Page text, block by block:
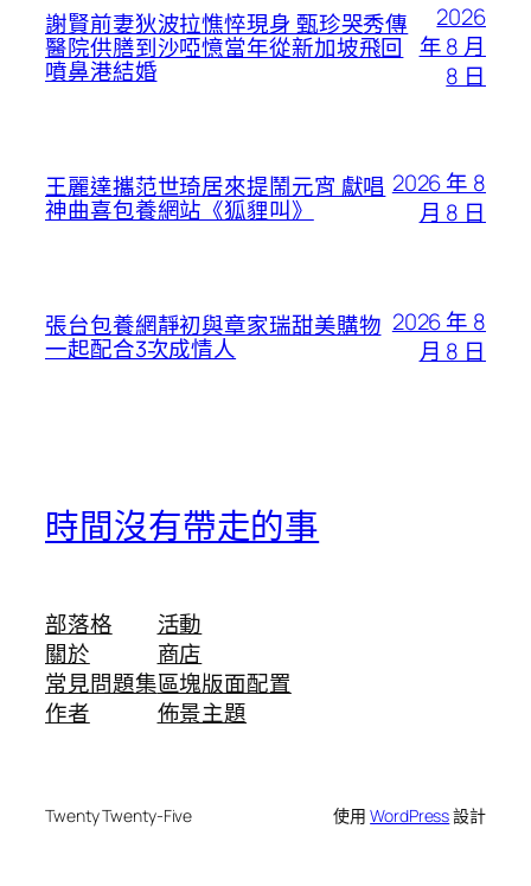
謝賢前妻狄波拉憔悴現身 甄珍哭秀傳
醫院供膳到沙啞憶當年從新加坡飛回
噴鼻港結婚
2026
年 8 月
8 日
王麗達攜范世琦居來提鬧元宵 獻唱
神曲喜包養網站《狐貍叫》
2026 年 8
月 8 日
張台包養網靜初與章家瑞甜美購物
一起配合3次成情人
2026 年 8
月 8 日
時間沒有帶走的事
部落格
關於
常見問題集
作者
活動
商店
區塊版面配置
佈景主題
Twenty Twenty-Five 使用WordPress設計